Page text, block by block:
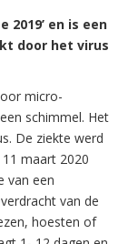
2019’ en is een
door het virus
micro-
schimmel. Het
De ziekte werd
maart 2020
van een
van de
hoesten of